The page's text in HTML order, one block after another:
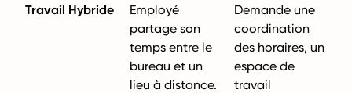
Travail Hybride
Employé
partage son
temps entre le
bureau et un
lieu à distance.
Demande une
coordination
des horaires, un
espace de
travail